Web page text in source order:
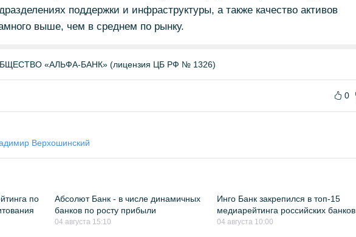
поддержки и инфраструктуры, а также качество активов
выше, чем в среднем по рынку.
«АЛЬФА-БАНК» (лицензия ЦБ РФ № 1326)
0
Верхошинский
по
Абсолют Банк - в числе динамичных
банков по росту прибыли
04 августа 15:10
Инго Банк закрепился в топ-15
медиарейтинга российских банков
04 августа 10:00